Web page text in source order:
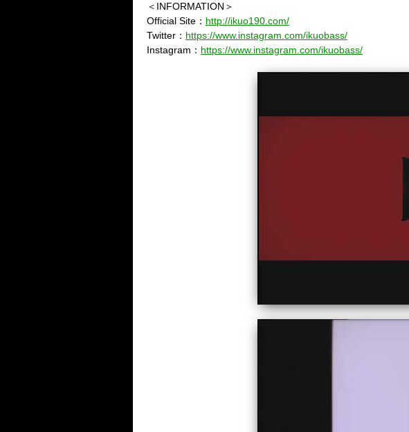
＜INFORMATION＞
Official Site ： http://ikuo190.com/
Twitter ： https://www.instagram.com/ikuobass/
Instagram ： https://www.instagram.com/ikuobass/